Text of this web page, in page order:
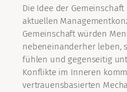
Die Idee der
aktuellen
Gemeinschaft würden
nebeneinanderher leben,
fühlen und gegenseitig
Konflikte im Inneren
vertrauensbasierten